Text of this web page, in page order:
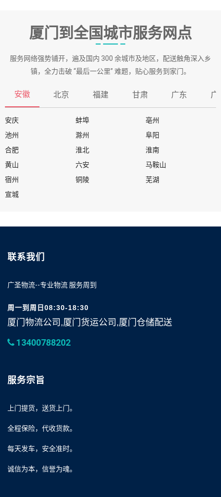
厦门到全国城市服务网点
服务网络强势铺开，遍及国内 300 余城市及地区，配送触角深入乡
镇，全力击破 “最后一公里” 难题，贴心服务到家门。
安徽 北京 福建 甘肃 广东 广
安庆 蚌埠
亳州
池州
滁州
阜阳
合肥
淮北
淮南
黄山
六安
马鞍山
宿州
铜陵
芜湖
宣城
联系我们
广圣物流--专业物流 服务周到
周一到周日08:30-18:30
厦门物流公司,厦门货运公司,厦门仓储配送
13400788202
服务宗旨
上门提货，送货上门。
全程保险，代收货款。
每天发车，安全准时。
诚信为本，信誉为魂。